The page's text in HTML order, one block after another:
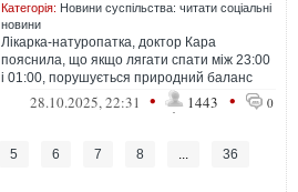
Категорія: Новини суспільства: читати соціальні
новини
Лікарка-натуропатка, доктор Кара
пояснила, що якщо лягати спати між 23:00
і 01:00, порушується природний баланс
гормонів - кортизолу і мелатоніну, що ...
28.10.2025, 22:31 • 1443 • 0
5 6 7 8 ... 36